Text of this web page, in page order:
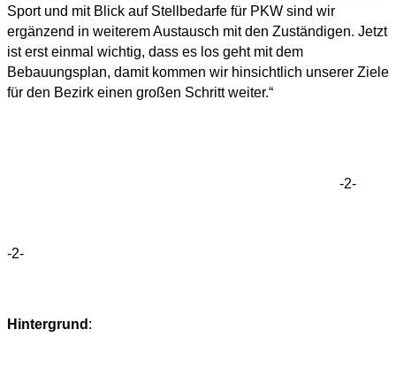
Sport und mit Blick auf Stellbedarfe für PKW sind wir
ergänzend in weiterem Austausch mit den Zuständigen. Jetzt
ist erst einmal wichtig, dass es los geht mit dem
Bebauungsplan, damit kommen wir hinsichtlich unserer Ziele
für den Bezirk einen großen Schritt weiter.“
-2-
-2-
Hintergrund :